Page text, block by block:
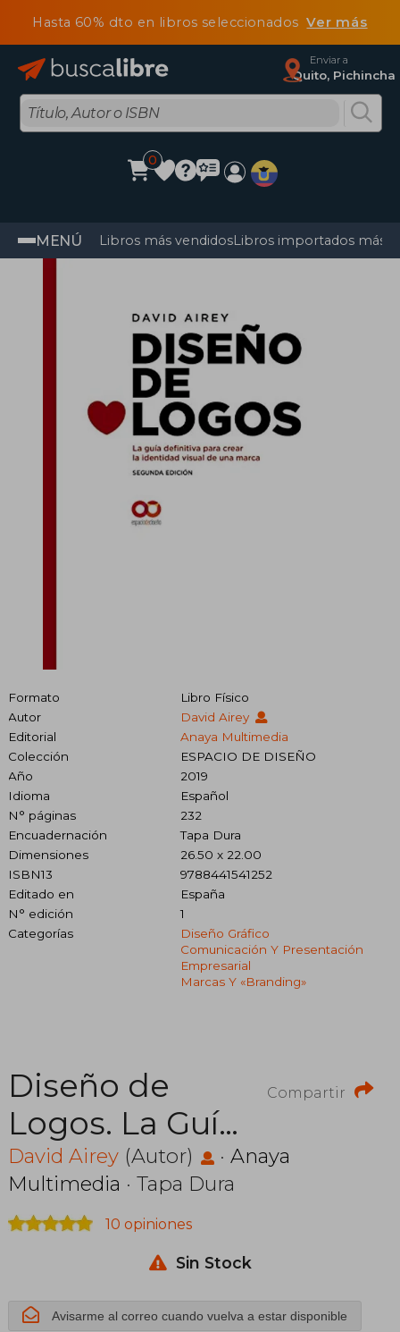
Hasta 60% dto en libros seleccionadosVer más
Enviar a
Quito, Pichincha
0
MENÚ Libros más vendidosLibros importados más
Formato
Libro Físico
Autor
David Airey
Editorial
Anaya Multimedia
Colección
ESPACIO DE DISEÑO
Año
2019
Idioma
Español
N° páginas
232
Encuadernación
Tapa Dura
Dimensiones
26.50 x 22.00
ISBN13
9788441541252
Editado en
España
N° edición
1
Categorías
Diseño Gráfico
Comunicación Y Presentación
Empresarial
Marcas Y «branding»
Compartir
Diseño de
Logos. La Guía
Definitiva Para
Crear la
Identidad
Visual de una
Marca.
David Airey (Autor) · Anaya
Multimedia · Tapa Dura
10 opiniones
Sin Stock
Avisarme al correo cuando vuelva a estar disponible